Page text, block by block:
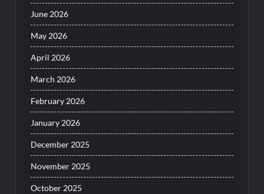
June 2026
May 2026
April 2026
March 2026
February 2026
January 2026
December 2025
November 2025
October 2025